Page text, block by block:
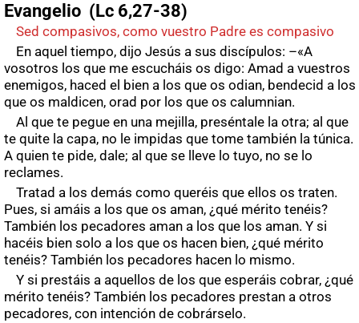
Evangelio (Lc 6,27-38)
Sed compasivos, como vuestro Padre es compasivo
En aquel tiempo, dijo Jesús a sus discípulos: –«A
vosotros los que me escucháis os digo: Amad a vuestros
enemigos, haced el bien a los que os odian, bendecid a los
que os maldicen, orad por los que os calumnian.
Al que te pegue en una mejilla, preséntale la otra; al que
te quite la capa, no le impidas que tome también la túnica.
A quien te pide, dale; al que se lleve lo tuyo, no se lo
reclames.
Tratad a los demás como queréis que ellos os traten.
Pues, si amáis a los que os aman, ¿qué mérito tenéis?
También los pecadores aman a los que los aman. Y si
hacéis bien solo a los que os hacen bien, ¿qué mérito
tenéis? También los pecadores hacen lo mismo.
Y si prestáis a aquellos de los que esperáis cobrar, ¿qué
mérito tenéis? También los pecadores prestan a otros
pecadores, con intención de cobrárselo.